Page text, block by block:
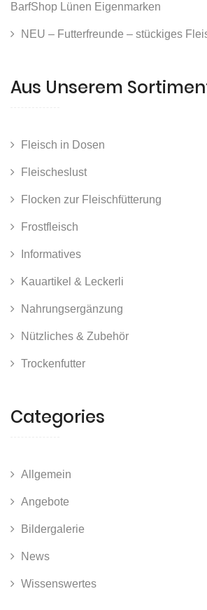
BarfShop Lünen Eigenmarken
NEU – Futterfreunde – stückiges
Aus Unserem
Fleisch in Dosen
Fleischeslust
Flocken zur Fleischfütterung
Frostfleisch
Informatives
Kauartikel & Leckerli
Nahrungsergänzung
Nützliches & Zubehör
Trockenfutter
Categories
Allgemein
Angebote
Bildergalerie
News
Wissenswertes